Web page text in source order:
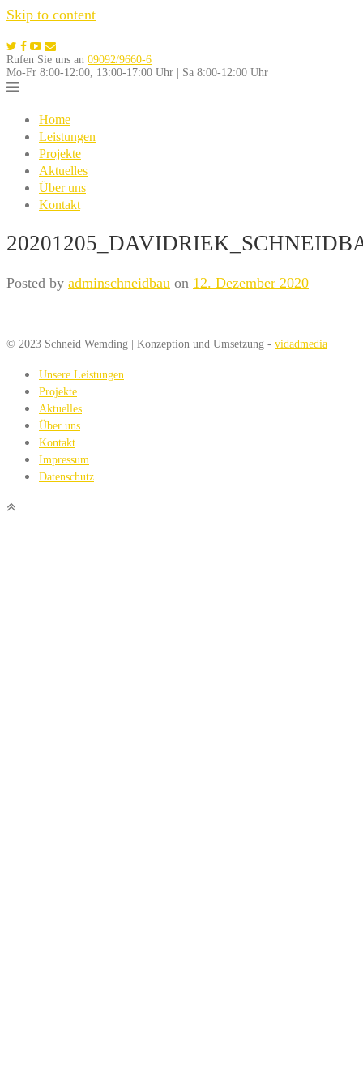
Skip to content
Rufen Sie uns an 09092/9660-6
Mo-Fr 8:00-12:00, 13:00-17:00 Uhr | Sa 8:00-12:00 Uhr
Home
Leistungen
Projekte
Aktuelles
Über uns
Kontakt
Posted by adminschneidbau on 12. Dezember 2020
© 2023 Schneid Wemding | Konzeption und Umsetzung - vidadmedia
Unsere Leistungen
Projekte
Aktuelles
Über uns
Kontakt
Impressum
Datenschutz